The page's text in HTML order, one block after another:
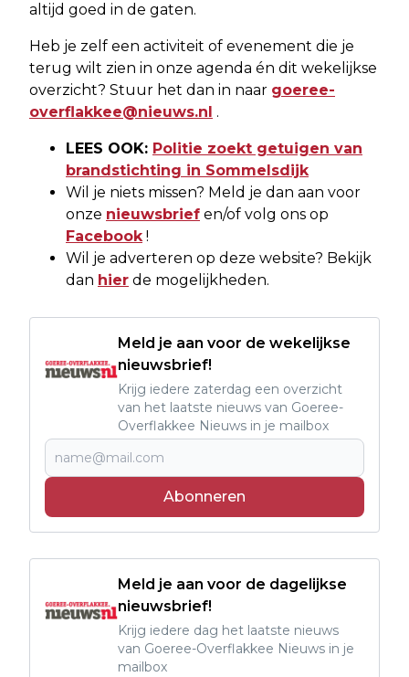
altijd goed in de gaten.
Heb je zelf een activiteit of evenement die je
terug wilt zien in onze agenda én dit wekelijkse
overzicht? Stuur het dan in naar goeree-
overflakkee@nieuws.nl .
LEES OOK: Politie zoekt getuigen van
brandstichting in Sommelsdijk
Wil je niets missen? Meld je dan aan voor
onze nieuwsbrief en/of volg ons op
Facebook!
Wil je adverteren op deze website? Bekijk
dan hier de mogelijkheden.
Meld je aan voor de wekelijkse
nieuwsbrief!
Krijg iedere zaterdag een overzicht
van het laatste nieuws van Goeree-
Overflakkee Nieuws in je mailbox
Abonneren
Meld je aan voor de dagelijkse
nieuwsbrief!
Krijg iedere dag het laatste nieuws
van Goeree-Overflakkee Nieuws in je
mailbox